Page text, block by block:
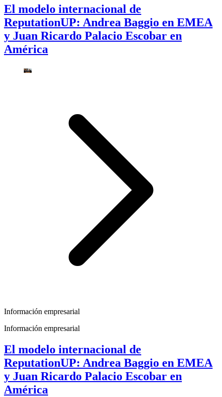
El modelo internacional de
ReputationUP: Andrea Baggio en EMEA
y Juan Ricardo Palacio Escobar en
América
Información empresarial
Información empresarial
El modelo internacional de
ReputationUP: Andrea Baggio en EMEA
y Juan Ricardo Palacio Escobar en
América